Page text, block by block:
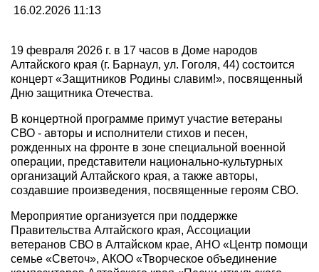
16.02.2026 11:13
19 февраля 2026 г. в 17 часов в Доме народов
Алтайского края (г. Барнаул, ул. Гоголя, 44) состоится
концерт «Защитников Родины славим!», посвященный
Дню защитника Отечества.
В концертной программе примут участие ветераны
СВО - авторы и исполнители стихов и песен,
рожденных на фронте в зоне специальной военной
операции, представители национально-культурных
организаций Алтайского края, а также авторы,
создавшие произведения, посвященные героям СВО.
Мероприятие организуется при поддержке
Правительства Алтайского края, Ассоциации
ветеранов СВО в Алтайском крае, АНО «Центр помощи
семье «Светоч», АКОО «Творческое объединение